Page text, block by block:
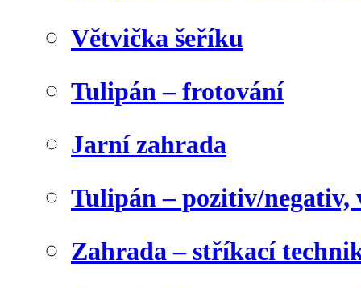
Větvička šeříku
Tulipán – frotování
Jarní zahrada
Tulipán – pozitiv/negativ,
Zahrada – stříkací